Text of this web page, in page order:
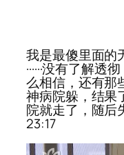
我是最傻里面的
······没有了解
么相信，还有那
神病院躲，结果
院就走了，随后
23:17